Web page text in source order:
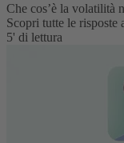
Che cos’è la volatilità
Scopri tutte le risposte
5' di lettura